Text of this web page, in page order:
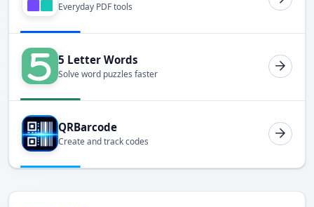
Everyday PDF tools
5 Letter Words
Solve word puzzles faster
QRBarcode
Create and track codes